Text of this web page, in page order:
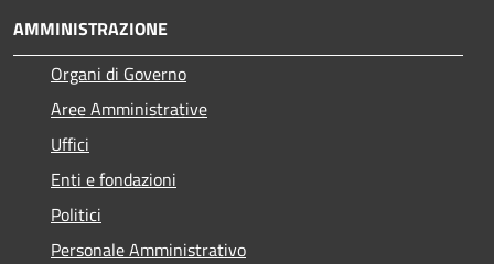
AMMINISTRAZIONE
Organi di Governo
Aree Amministrative
Uffici
Enti e fondazioni
Politici
Personale Amministrativo